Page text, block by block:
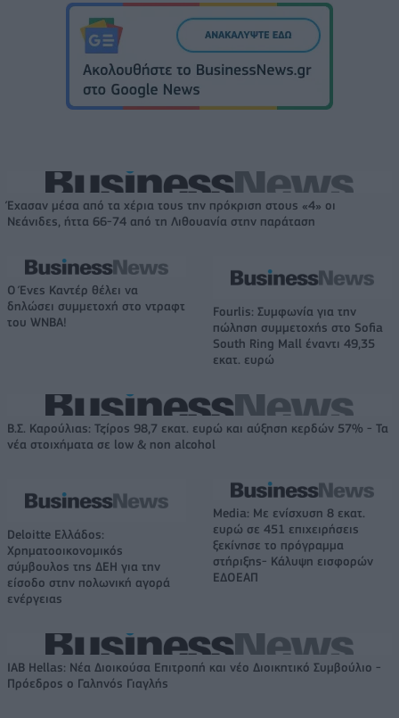
Έχασαν μέσα από τα χέρια τους την πρόκριση στους «4» οι
Νεάνιδες, ήττα 66-74 από τη Λιθουανία στην παράταση
Ο Ένες Καντέρ θέλει να
δηλώσει συμμετοχή στο ντραφτ
του WNBA!
Fourlis: Συμφωνία για την
πώληση συμμετοχής στο Sofia
South Ring Mall έναντι 49,35
εκατ. ευρώ
Β.Σ. Καρούλιας: Τζίρος 98,7 εκατ. ευρώ και αύξηση κερδών 57% - Τα
νέα στοιχήματα σε low & non alcohol
Deloitte Ελλάδος:
Χρηματοοικονομικός
σύμβουλος της ΔΕΗ για την
είσοδο στην πολωνική αγορά
ενέργειας
Media: Με ενίσχυση 8 εκατ.
ευρώ σε 451 επιχειρήσεις
ξεκίνησε το πρόγραμμα
στήριξης- Κάλυψη εισφορών
ΕΔΟΕΑΠ
IAB Hellas: Νέα Διοικούσα Επιτροπή και νέο Διοικητικό Συμβούλιο -
Πρόεδρος ο Γαληνός Γιαγλής